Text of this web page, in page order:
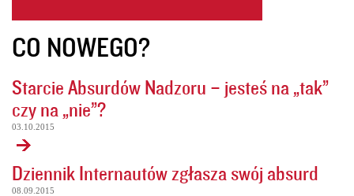
CO NOWEGO?
Starcie Absurdów Nadzoru – jesteś na „tak”
czy na „nie”?
03.10.2015
Dziennik Internautów zgłasza swój absurd
08.09.2015